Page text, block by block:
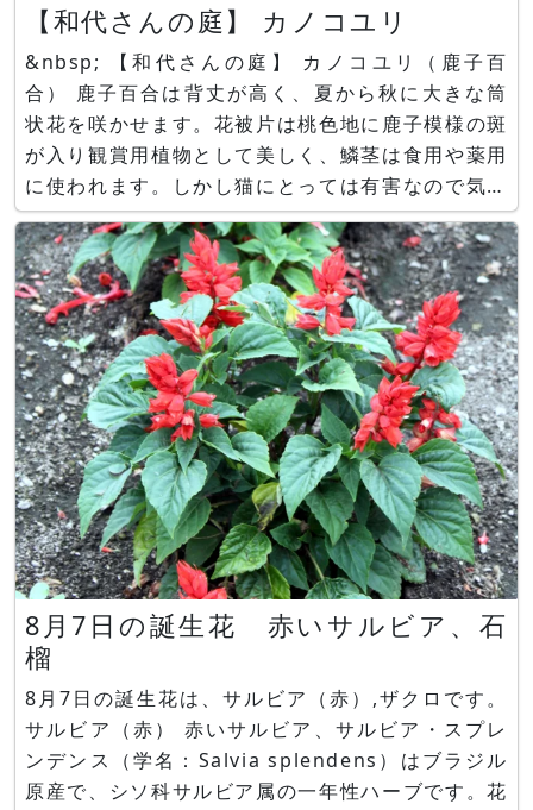
【和代さんの庭】 カノコユリ
&nbsp; 【和代さんの庭】 カノコユリ（鹿子百
合） 鹿子百合は背丈が高く、夏から秋に大きな筒
状花を咲かせます。花被片は桃色地に鹿子模様の斑
が入り観賞用植物として美しく、鱗茎は食用や薬用
に使われます。しかし猫にとっては有害なので気を
付ける必要があります。 和代さんの庭では今を盛
りに、花壇の主役として元気に咲いていました。
ブログ https://www.flower-db.com/ja/blo
8月7日の誕生花 赤いサルビア、石
榴
8月7日の誕生花は、サルビア（赤）,ザクロです。
サルビア（赤） 赤いサルビア、サルビア・スプレ
ンデンス（学名：Salvia splendens）はブラジル
原産で、シソ科サルビア属の一年性ハーブです。花